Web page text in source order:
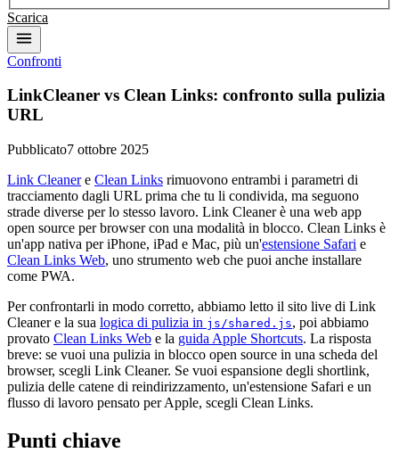
Scarica
Confronti
LinkCleaner vs Clean Links: confronto sulla pulizia
URL
Pubblicato7 ottobre 2025
Link Cleanere Clean Links rimuovono entrambi i parametri di
tracciamento dagli URL prima che tu li condivida, ma seguono
strade diverse per lo stesso lavoro. Link Cleaner è una web app
open source per browser con una modalità in blocco. Clean Links è
un'app nativa per iPhone, iPad e Mac, più un'estensione Safari e
Clean Links Web, uno strumento web che puoi anche installare
come PWA.
Per confrontarli in modo corretto, abbiamo letto il sito live di Link
Cleaner e la sua logica di pulizia in js/shared.js, poi abbiamo
provato Clean Links Web e la guida Apple Shortcuts. La risposta
breve: se vuoi una pulizia in blocco open source in una scheda del
browser, scegli Link Cleaner. Se vuoi espansione degli shortlink,
pulizia delle catene di reindirizzamento, un'estensione Safari e un
flusso di lavoro pensato per Apple, scegli Clean Links.
Punti chiave